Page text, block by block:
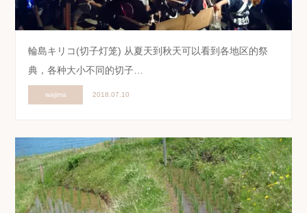
輪島キリコ(切子灯笼) 从夏天到秋天可以看到各地区的祭
典，各种大小不同的切子…
wajima 2018.07.10